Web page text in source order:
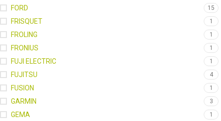
FORD 15
FRISQUET 1
FROLING 1
FRONIUS 1
FUJI ELECTRIC 1
FUJITSU 4
FUSION 1
GARMIN 3
GEMA 1